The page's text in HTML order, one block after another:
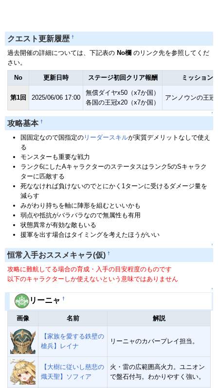
クエスト更新履歴 †
過去開催の詳細については、下記表の No欄 のリンク先を参照してくだ
さい。
No 更新日時 ステージ初回クリア報酬 ミッション
第1回 2025/06/06 17:00
無償ダイヤx50（x7か国）
各国の王冠x20（x7か国）
アンノウンの王
↑
攻略基本 †
国固定なので国指定の リーダースキルが実質デメリットなしで使え
る
モンスターも重要な戦力
ランク6にしたAキャラクターのステータスはランク5のSキャラク
ターに匹敵する
死ななければ負けないのでとにかく1ターンに受けるダメージ量を
減らす
みがわり持ちを軸に陣形を組むといいかも
弱点や抵抗がバラバラなので無属性も有用
状態異常が有効な敵もいる
援軍を出す場合はタイミングを考えたほうがいい
↑
恒常入手おススメキャラ(仮) †
攻略に難航してる場合の育成・入手の目安程度のものです
以下のキャラクターしか使えないという意味ではありません
↑
リーニャ †
画像 名前 解説
【家族を愛する鉄壁の
槍兵】レイナ
リーニャのカバープレイ担当。
【大樹に従いし慈悲の
熾天聖】ソフィア
火・雷の広範囲高火力。ユニオン
で盤石付与。わかりやすく強い。